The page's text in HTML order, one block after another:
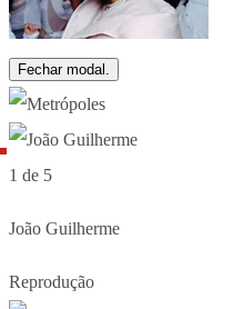
Fechar modal.
1 de 5
João Guilherme
Reprodução